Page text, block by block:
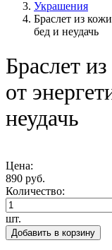
Украшения
Браслет из
бед и неудачь
Браслет
от
неудачь
Цена:
890 руб.
Количество:
шт.
Добавить в корзину